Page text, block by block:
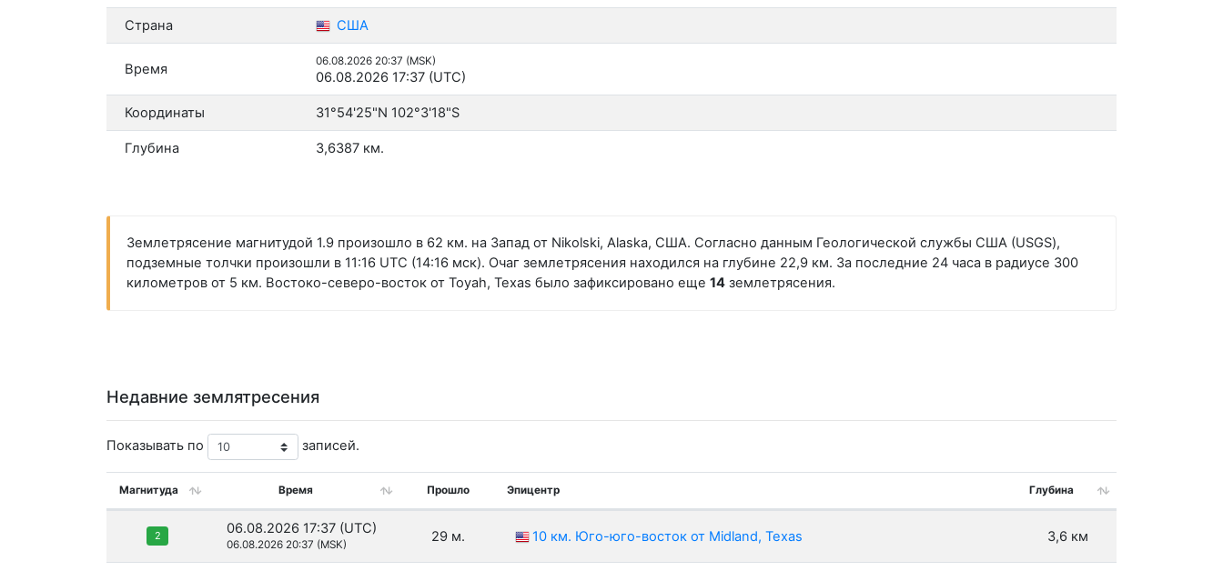
Страна США
Время 06.08.2026 20:37 (MSK)
06.08.2026 17:37 (UTC)
Координаты 31°54'25"N 102°3'18"S
Глубина 3,6387 км.
Землетрясение магнитудой 1.9 произошло в 62 км. на Запад от Nikolski, Alaska, США. Согласно данным Геологической службы США (USGS),
подземные толчки произошли в 11:16 UTC (14:16 мск). Очаг землетрясения находился на глубине 22,9 км. За последние 24 часа в радиусе 300
километров от 5 км. Востоко-северо-восток от Toyah, Texas было зафиксировано еще 14землетрясения.
Недавние землятресения
Показывать по записей.
Магнитуда Время Прошло Эпицентр Глубина
2 06.08.2026 17:37 (UTC)
06.08.2026 20:37 (MSK) 29 м. 10 км. Юго-юго-восток от Midland, Texas 3,6 км